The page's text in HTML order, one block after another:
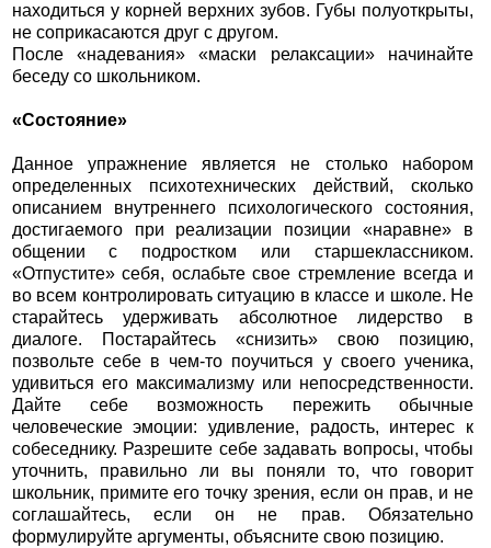
находиться у корней верхних зубов. Губы полуоткрыты,
не соприкасаются друг с другом.
После «надевания» «маски релаксации» начинайте
беседу со школьником.
«Состояние»
Данное упражнение является не столько набором
определенных психотехнических действий, сколько
описанием внутреннего психологического состояния,
достигаемого при реализации позиции «наравне» в
общении с подростком или старшеклассником.
«Отпустите» себя, ослабьте свое стремление всегда и
во всем контролировать ситуацию в классе и школе. Не
старайтесь удерживать абсолютное лидерство в
диалоге. Постарайтесь «снизить» свою позицию,
позвольте себе в чем-то поучиться у своего ученика,
удивиться его максимализму или непосредственности.
Дайте себе возможность пережить обычные
человеческие эмоции: удивление, радость, интерес к
собеседнику. Разрешите себе задавать вопросы, чтобы
уточнить, правильно ли вы поняли то, что говорит
школьник, примите его точку зрения, если он прав, и не
соглашайтесь, если он не прав. Обязательно
формулируйте аргументы, объясните свою позицию.